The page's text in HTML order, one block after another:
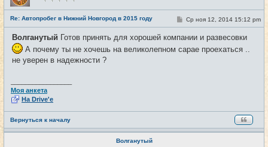
с
е
т
и
Re: Автопробег в Нижний Новгород в 2015 году #13
С
о
б
щ
Ср ноя 12, 2014 15:12 pm
Волганутый Готов принять для хорошей компании и развесовки
А почему ты не хочешь на великолепном сарае проехаться ..
не уверен в надежности ?
Моя анкета
На Drive'e
Вернуться к началу
Волганутый